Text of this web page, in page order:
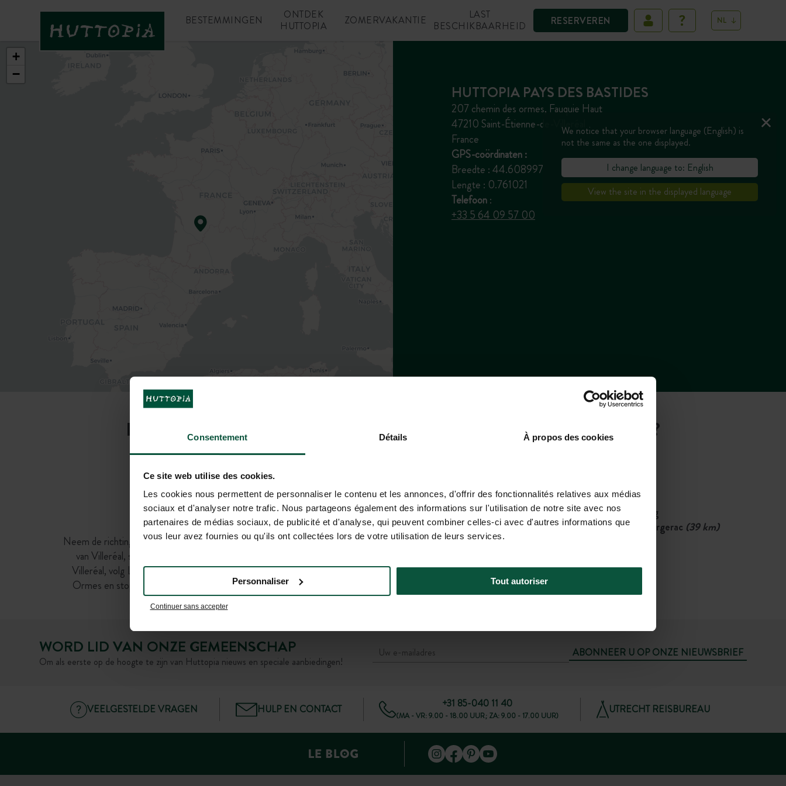
Consentement Détails À propos des cookies
Ce site web utilise des cookies.
Les cookies nous permettent de personnaliser le contenu et les annonces, d'offrir des fonctionnalités relatives aux médias
sociaux et d'analyser notre trafic. Nous partageons également des informations sur l'utilisation de notre site avec nos
partenaires de médias sociaux, de publicité et d'analyse, qui peuvent combiner celles-ci avec d'autres informations que
vous leur avez fournies ou qu'ils ont collectées lors de votre utilisation de leurs services.
Continuer sans accepter
Personnaliser Tout autoriser
RESERVEREN
BESTEMMINGEN
ONTDEK
HUTTOPIA
ZOMERVAKANTIE
LAST
BESCHIKBAARHEID
NL
+
−
HUTTOPIA PAYS DES BASTIDES
207 chemin des ormes, Fauquie Haut
47210 Saint-Étienne-de-Villeréal
France
GPS-coördinaten :
Breedte : 44.608997
Lengte : 0.761021
Telefoon:
+33 5 64 09 57 00
HOE BEREIKT U DE CAMPING HUTTOPIA PAYS DES BASTIDES?
Met de auto
Vanuit Villeréal:
Neem de richting Monflanquin. Na ongeveer 4 km
van Villeréal, sla linksaf richting St Etienne de
Villeréal, volg Les Ormes, rijd langs de Club les
Ormes en stop bij Camping Huttopia Pays des
Bastides.
Met de trein
Station Bergerac (40 km)
Vervolgens
Vertrek aan halte Gare Rochefort → Aankomst
(1u05 bus + 45 min wandelen)
Met het vliegtuig
Dichtstbijzijnde luchthaven: Bergerac (39 km)
(40 min)
We notice that your browser language (English) is
not the same as the one displayed.
I change language to: English
View the site in the displayed language
WORD LID VAN ONZE GEMEENSCHAP
Om als eerste op de hoogte te zijn van Huttopia nieuws en speciale aanbiedingen!
ABONNEER U OP ONZE NIEUWSBRIEF
VEELGESTELDE VRAGEN HULP EN CONTACT +31 85-040 11 40
(MA - VR: 9.00 - 18.00 UUR; ZA: 9.00 - 17.00 UUR) UTRECHT REISBUREAU